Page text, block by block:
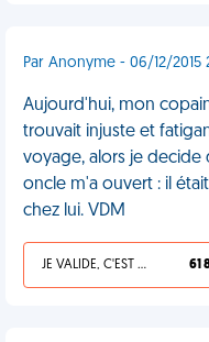
Par Anonyme - 06/12/2015
Aujourd'hui, mon
trouvait injuste et
voyage, alors je decide
oncle m'a ouvert : il
chez lui. VDM
JE VALIDE, C'EST UNE VDM 61